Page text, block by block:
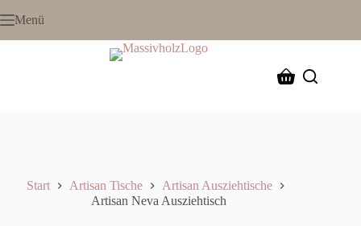
Menü
Start Artisan Tische
Artisan Ausziehtische
Artisan Neva Ausziehtisch